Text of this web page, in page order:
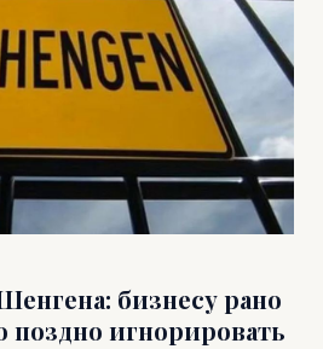
бизнесу рано
поздно игнорировать